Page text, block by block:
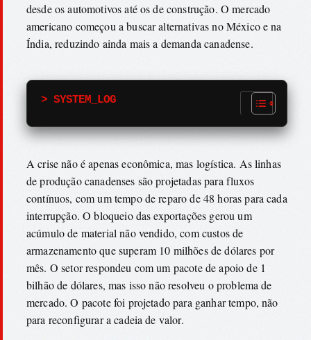
desde os automotivos até os de construção. O mercado
americano começou a buscar alternativas no México e na
Índia, reduzindo ainda mais a demanda canadense.
> SYSTEM_LOG
A crise não é apenas econômica, mas logística. As linhas
de produção canadenses são projetadas para fluxos
contínuos, com um tempo de reparo de 48 horas para cada
interrupção. O bloqueio das exportações gerou um
acúmulo de material não vendido, com custos de
armazenamento que superam 10 milhões de dólares por
mês. O setor respondeu com um pacote de apoio de 1
bilhão de dólares, mas isso não resolveu o problema de
mercado. O pacote foi projetado para ganhar tempo, não
para reconfigurar a cadeia de valor.